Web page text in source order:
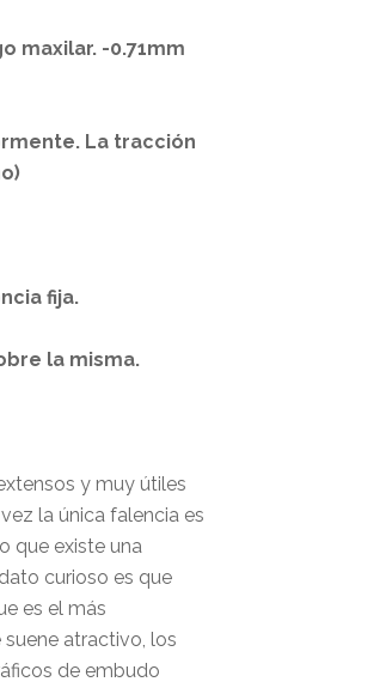
maxilar. -0.71mm
La tracción
fija.
la misma.
y muy útiles
la única falencia es
que existe una
curioso es que
es el más
atractivo, los
de embudo